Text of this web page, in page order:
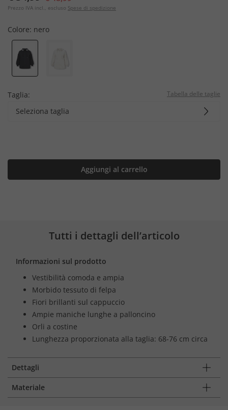
Prezzo IVA incl., escluso Spese di spedizione
Colore: nero
Taglia: Tabella delle taglie
Seleziona taglia
Aggiungi al carrello
Tutti i dettagli dell’articolo
Informazioni sul prodotto
Vestibilità comoda e ampia
Morbido tessuto di felpa
Fiori brillanti sul cappuccio
Ampie maniche lunghe a palloncino
Orli a costine
Lunghezza proporzionata alla taglia: 68-76 cm circa
Dettagli
Materiale